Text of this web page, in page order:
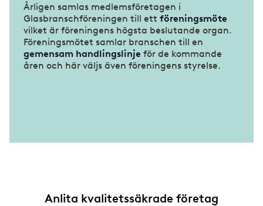
Årligen samlas medlemsföretagen i
Glasbranschföreningen till ett föreningsmöte
vilket är föreningens högsta beslutande organ.
Föreningsmötet samlar branschen till en
gemensam handlingslinje för de kommande
åren och här väljs även föreningens styrelse.
Anlita kvalitetssäkrade företag